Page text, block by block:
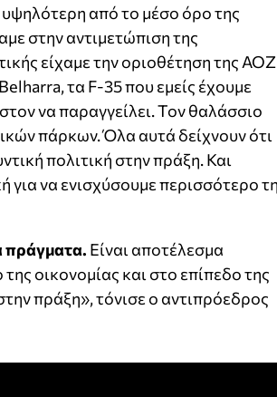
υψηλότερη από το μέσο όρο της
στην αντιμετώπιση της
είχαμε την οριοθέτηση της ΑΟΖ
τα F-35 που εμείς έχουμε
να παραγγείλει. Τον θαλάσσιο
πάρκων. Όλα αυτά δείχνουν ότι
πολιτική στην πράξη. Και
για να ενισχύσουμε περισσότερο
πράγματα. Είναι αποτέλεσμα
οικονομίας και στο επίπεδο της
πράξη», τόνισε ο αντιπρόεδρος